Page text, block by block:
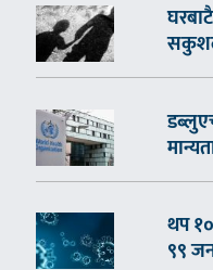
थप
९९